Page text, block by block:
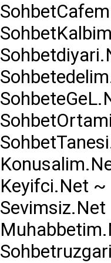
Keyifci.Net ~